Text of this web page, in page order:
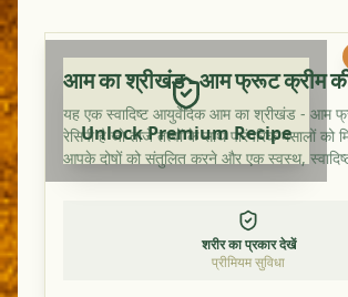
Unlock Premium Recipe
आम का श्रीखंड - आम फ्रूट क्रीम की
यह एक स्वादिष्ट आयुर्वेदिक आम का श्रीखंड - आम
रेसिपी है जो ताजे तत्वों के साथ पारंपरिक मसालों को
आपके दोषों को संतुलित करने और एक स्वस्थ,
आनंद लेने के लिए एक आदर्श डिश है।
शरीर का प्रकार देखें
प्रीमियम सुविधा